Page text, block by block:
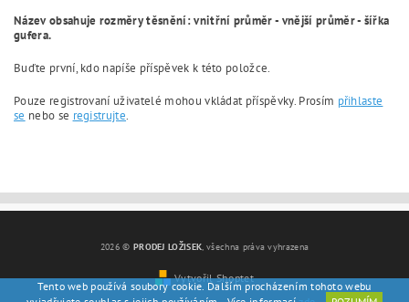
Název obsahuje rozměry těsnění: vnitřní průměr - vnější průměr - šířka
gufera.
Buďte první, kdo napíše příspěvek k této položce.
Pouze registrovaní uživatelé mohou vkládat příspěvky. Prosím přihlaste
se nebo se registrujte.
2026 © PRODEJ LOŽISEK, všechna práva vyhrazena
Vytvořil Shoptet
Tento web používá soubory cookie. Dalším procházením tohoto webu